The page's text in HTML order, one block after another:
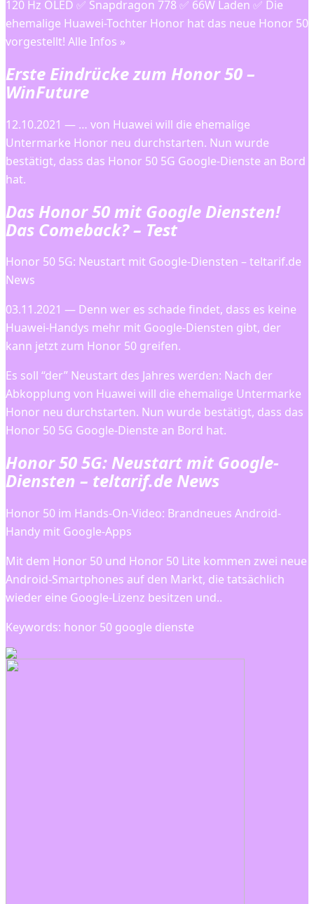
120 Hz OLED ✅ Snapdragon 778 ✅ 66W Laden ✅ Die
ehemalige Huawei-Tochter Honor hat das neue Honor 50
vorgestellt! Alle Infos »
Erste Eindrücke zum Honor 50 –
WinFuture
12.10.2021 — … von Huawei will die ehemalige
Untermarke Honor neu durchstarten. Nun wurde
bestätigt, dass das Honor 50 5G Google-Dienste an Bord
hat.
Das Honor 50 mit Google Diensten!
Das Comeback? – Test
Honor 50 5G: Neustart mit Google-Diensten – teltarif.de
News
03.11.2021 — Denn wer es schade findet, dass es keine
Huawei-Handys mehr mit Google-Diensten gibt, der
kann jetzt zum Honor 50 greifen.
Es soll “der” Neustart des Jahres werden: Nach der
Abkopplung von Huawei will die ehemalige Untermarke
Honor neu durchstarten. Nun wurde bestätigt, dass das
Honor 50 5G Google-Dienste an Bord hat.
Honor 50 5G: Neustart mit Google-
Diensten – teltarif.de News
Honor 50 im Hands-On-Video: Brandneues Android-
Handy mit Google-Apps
Mit dem Honor 50 und Honor 50 Lite kommen zwei neue
Android-Smartphones auf den Markt, die tatsächlich
wieder eine Google-Lizenz besitzen und..
Keywords: honor 50 google dienste